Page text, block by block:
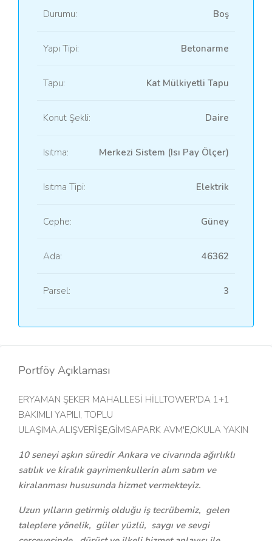
Durumu: Boş
Yapı Tipi: Betonarme
Tapu: Kat Mülkiyetli Tapu
Konut Şekli: Daire
Isıtma: Merkezi Sistem (Isı Pay Ölçer)
Isıtma Tipi: Elektrik
Cephe: Güney
Ada: 46362
Parsel: 3
Portföy Açıklaması
ERYAMAN ŞEKER MAHALLESİ HİLLTOWER'DA 1+1
BAKIMLI YAPILI, TOPLU
ULAŞIMA,ALIŞVERİŞE,GİMSAPARK AVM'E,OKULA YAKIN
10 seneyi aşkın süredir Ankara ve civarında ağırlıklı
satılık ve kiralık gayrimenkullerin alım satım ve
kiralanması hususunda hizmet vermekteyiz.
Uzun yılların getirmiş olduğu iş tecrübemiz, gelen
taleplere yönelik, güler yüzlü, saygı ve sevgi